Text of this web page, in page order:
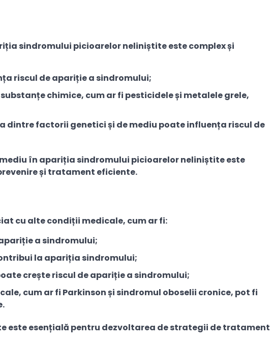
sindromului picioarelor neliniștite este complex și
riscul de apariție a sindromului;
chimice, cum ar fi pesticidele și metalele grele,
dintre factorii genetici și de mediu poate influența riscul de
în apariția sindromului picioarelor neliniștite este
și tratament eficiente.
cu alte condiții medicale, cum ar fi:
a sindromului;
la apariția sindromului;
crește riscul de apariție a sindromului;
cum ar fi Parkinson și sindromul oboselii cronice, pot fi
este esențială pentru dezvoltarea de strategii de tratament